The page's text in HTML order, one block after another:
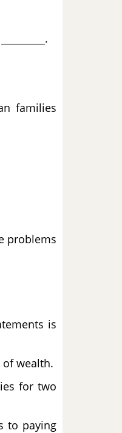
families
problems
is
wealth.
for two
to paying